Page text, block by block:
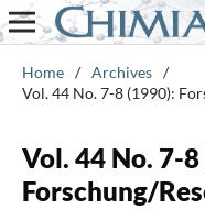
Home / Archives /
Vol. 44 No. 7-8 (1990):
Vol. 44 No. 7-
Forschung/